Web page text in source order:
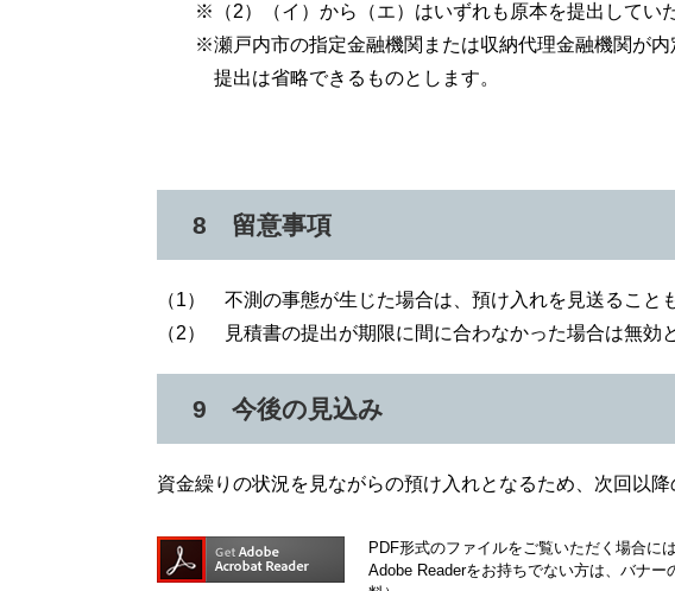
※（2）（イ）から（エ）はいずれも原本を提出していた
※瀬戸内市の指定金融機関または収納代理金融機関が内
提出は省略できるものとします。
8 留意事項
（1） 不測の事態が生じた場合は、預け入れを見送ること
（2） 見積書の提出が期限に間に合わなかった場合は無効
9 今後の見込み
資金繰りの状況を見ながらの預け入れとなるため、次回以降
PDF形式のファイルをご覧いただく場合に
Adobe Readerをお持ちでない方は、バナ